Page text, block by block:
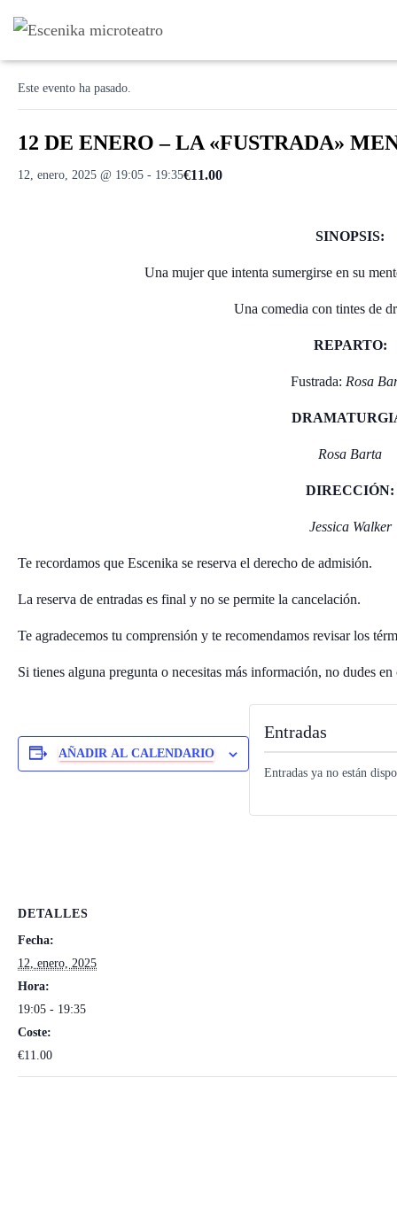
Este evento ha pasado.
12 DE ENERO – LA «FUSTRADA»
12, enero, 2025 @ 19:05 - 19:35€11.00
SINOPSIS:
Una mujer que intenta sumergirse en su
Una comedia con tintes de
REPARTO:
Fustrada: Rosa
Rosa Barta
DIRECCIÓN:
Jessica Walker
Te recordamos que Escenika se reserva el derecho de admisión.
La reserva de entradas es final y no se permite la cancelación.
Te agradecemos tu comprensión y te recomendamos revisar los
Si tienes alguna pregunta o necesitas más información, no dudes
AÑADIR AL CALENDARIO
DETALLES
Fecha:
12, enero, 2025
Hora:
19:05 - 19:35
Coste:
€11.00
Entradas
Entradas ya no están